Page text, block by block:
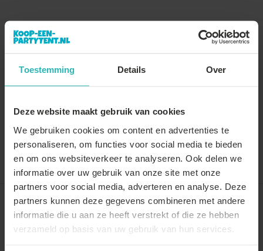
Toestemming Details Over
Deze website maakt gebruik van cookies
We gebruiken cookies om content en advertenties te
personaliseren, om functies voor social media te bieden
en om ons websiteverkeer te analyseren. Ook delen we
informatie over uw gebruik van onze site met onze
partners voor social media, adverteren en analyse. Deze
partners kunnen deze gegevens combineren met andere
informatie die u aan ze heeft verstrekt of die ze hebben
verzameld op basis van uw gebruik van hun services.
Vergelijk Delen
Recent door jou bekeken